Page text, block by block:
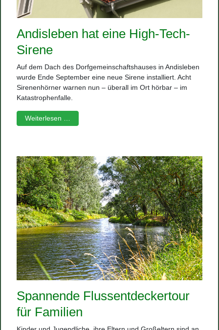
Andisleben hat eine High-Tech-
Sirene
Auf dem Dach des Dorfgemeinschaftshauses in Andisleben
wurde Ende September eine neue Sirene installiert. Acht
Sirenenhörner warnen nun – überall im Ort hörbar – im
Katastrophenfalle.
Weiterlesen …
Spannende Flussentdeckertour
für Familien